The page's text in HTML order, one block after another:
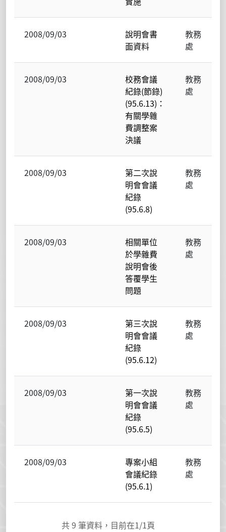
2008/09/03
說明會書
面資料
教務
處
2008/09/03
校務會議
紀錄(節錄)
(95.6.13)：
有關學雜
費調整案
決議
教務
處
2008/09/03
第二次說
明會會議
紀錄
(95.6.8)
教務
處
2008/09/03
相關單位
於學雜費
說明會後
答覆學生
問題
教務
處
2008/09/03
第三次說
明會會議
紀錄
(95.6.12)
教務
處
2008/09/03
第一次說
明會會議
紀錄
(95.6.5)
教務
處
2008/09/03
專案小組
會議紀錄
(95.6.1)
教務
處
共9 筆資料，目前在1/1頁